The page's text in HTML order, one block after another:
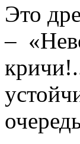
Это
–